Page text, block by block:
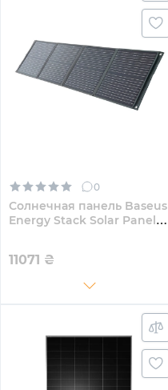
0
Солнечная панель Baseus
Energy Stack Solar Panel
11071 ₴